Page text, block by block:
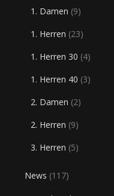
1. Damen (9)
1. Herren (23)
1. Herren 30 (4)
1. Herren 40 (3)
2. Damen (2)
2. Herren (9)
3. Herren (5)
News (117)